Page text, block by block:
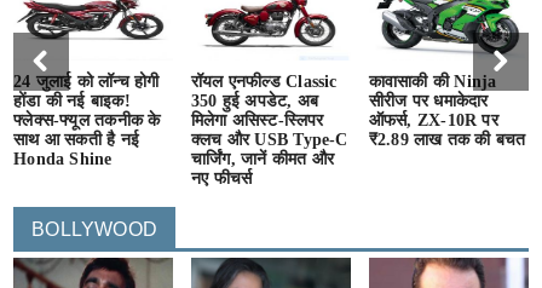
24 जुलाई को लॉन्च होगी
होंडा की नई बाइक!
फ्लेक्स-फ्यूल तकनीक के
साथ आ सकती है नई
Honda Shine
रॉयल एनफील्ड Classic
350 हुई अपडेट, अब
मिलेगा असिस्ट-स्लिपर
क्लच और USB Type-C
चार्जिंग, जानें कीमत और
नए फीचर्स
कावासाकी की Ninja
सीरीज पर धमाकेदार
ऑफर्स, ZX-10R पर
₹2.89 लाख तक की बचत
BOLLYWOOD